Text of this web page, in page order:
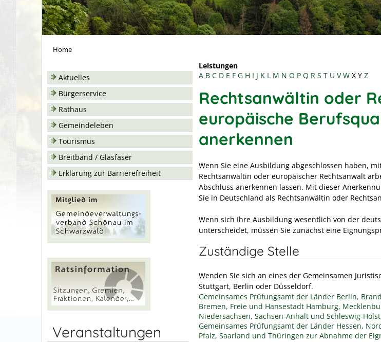
Home
Aktuelles
Bürgerservice
Rathaus
Gemeindeleben
Tourismus
Breitband / Glasfaser
Erklärung zur Barrierefreiheit
Veranstaltungen
Leistungen
A B C D E F G H I J K L M N O P Q R S T U V W X Y Z
Rechtsanwältin oder
europäische
anerkennen
Wenn Sie eine Ausbildung abgeschlossen haben,
Rechtsanwältin oder europäischer Rechtsanwalt
Abschluss anerkennen lassen. Mit dieser
Sie in Deutschland als Rechtsanwältin oder
Wenn sich Ihre Ausbildung wesentlich von der
unterscheidet, müssen Sie zunächst eine
Zuständige Stelle
Wenden Sie sich an eines der Gemeinsamen
Stuttgart, Berlin oder Düsseldorf.
Gemeinsames Prüfungsamt der Länder Berlin,
Bremen, Freie und Hansestadt Hamburg,
Niedersachsen, Sachsen-Anhalt und Schleswig-
Gemeinsames Prüfungsamt der Länder Hessen,
Pfalz, Saarland und Thüringen zur Abnahme der